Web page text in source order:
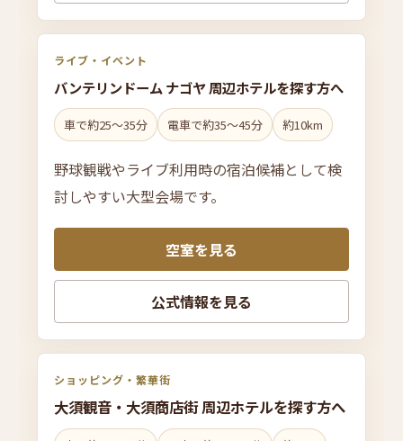
ライブ・イベント
バンテリンドーム ナゴヤ 周辺ホテルを探す方へ
車で約25〜35分 電車で約35〜45分 約10km
野球観戦やライブ利用時の宿泊候補として検
討しやすい大型会場です。
空室を見る
公式情報を見る
ショッピング・繁華街
大須観音・ 大須商店街 周辺ホテルを探す方へ